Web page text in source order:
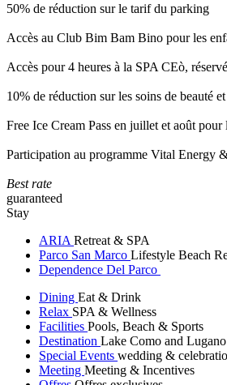
50% de réduction sur le tarif du parking
Accès au Club Bim Bam Bino pour les
Accès pour 4 heures à la SPA CEò,
10% de réduction sur les soins de beauté et
Free Ice Cream Pass en juillet et août pour
Participation au programme Vital Energy
Best rate
guaranteed
Stay
ARIA Retreat & SPA
Parco San Marco Lifestyle Beach
Dependence Del Parco
Dining Eat & Drink
Relax SPA & Wellness
Facilities Pools, Beach & Sports
Destination Lake Como and Lugano
Special Events wedding &
Meeting Meeting & Incentives